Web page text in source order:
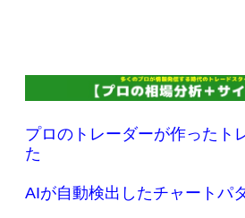
プロのトレーダーが作ったト
た
AIが自動検出したチャートパ